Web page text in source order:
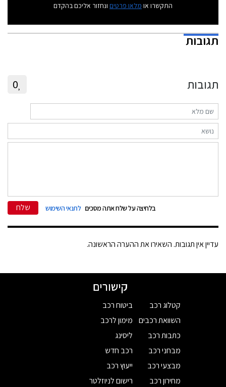
התקשרו או מלאו פרטים ונחזור אליכם בהקדם
תגובות
תגובות 0
בלחיצה על שלח אתה מסכים לתנאי השימוש שלח
עדיין אין תגובות. השאירו את ההערה הראשונה.
קישורים
קטלוג רכב
השוואת רכבים
כתבות רכב
מבחני רכב
מבצעי רכב
מחירון רכב
ביטוח רכב
מימון לרכב
ליסינג
רכב חדש
ייעוץ רכב
רישום לניוזלטר